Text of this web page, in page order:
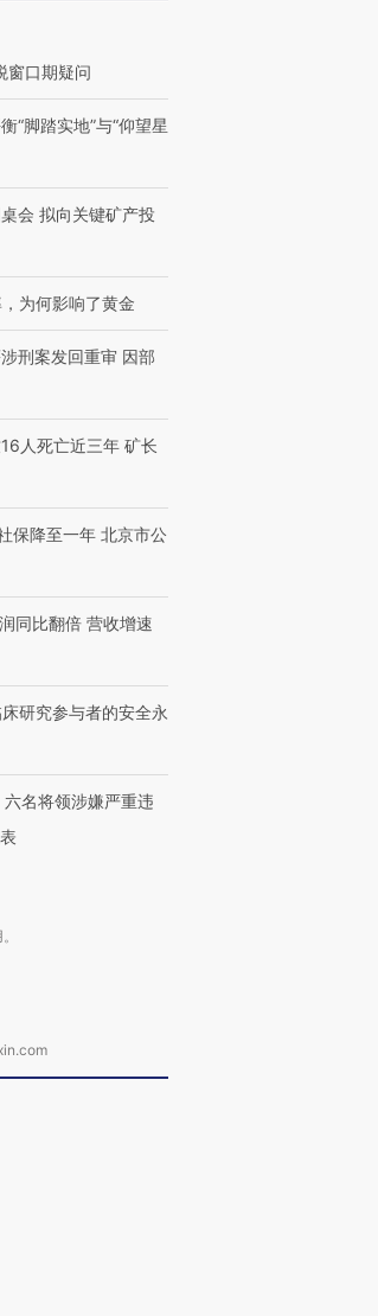
为“蟑螂”的印
用街头抗争将教
下台
视线｜“入侵”还是“人道危
机”？难民潮撕裂西班牙
飞地休达
现】寻找100种
生活方式·第三对
CFO：不靠规模取胜，华
住三大增长引擎是什么？
窗口期疑问
“脚踏实地”与“仰望星
会 拟向关键矿产投
为何影响了黄金
刑案发回重审 因部
人死亡近三年 矿长
保降至一年 北京市公
同比翻倍 营收增速
研究参与者的安全永
名将领涉嫌严重违